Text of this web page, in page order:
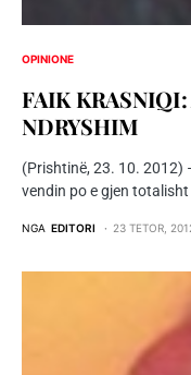
OPINIONE
FAIK
NDRYSHIM
(Prishtinë, 23. 10. 2012)
vendin po e gjen
NGA EDITORI 23 TETOR,